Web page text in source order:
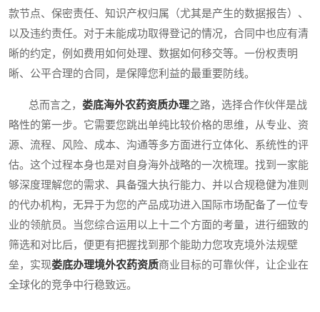
款节点、保密责任、知识产权归属（尤其是产生的数据报告）、
以及违约责任。对于未能成功取得登记的情况，合同中也应有清
晰的约定，例如费用如何处理、数据如何移交等。一份权责明
晰、公平合理的合同，是保障您利益的最重要防线。
总而言之， 娄底海外农药资质办理之路，选择合作伙伴是战
略性的第一步。它需要您跳出单纯比较价格的思维，从专业、资
源、流程、风险、成本、沟通等多方面进行立体化、系统性的评
估。这个过程本身也是对自身海外战略的一次梳理。找到一家能
够深度理解您的需求、具备强大执行能力、并以合规稳健为准则
的代办机构，无异于为您的产品成功进入国际市场配备了一位专
业的领航员。当您综合运用以上十二个方面的考量，进行细致的
筛选和对比后，便更有把握找到那个能助力您攻克境外法规壁
垒，实现娄底办理境外农药资质商业目标的可靠伙伴，让企业在
全球化的竞争中行稳致远。